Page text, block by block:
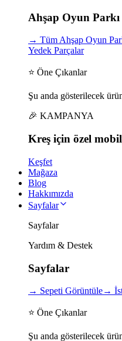
Ahşap Oyun Parkı
→ Tüm Ahşap Oyun
Yedek Parçalar
⭐ Öne Çıkanlar
Şu anda gösterilecek
🎉 KAMPANYA
Kreş için özel
Keşfet
Mağaza
Blog
Hakkımızda
Sayfalar
Sayfalar
Yardım & Destek
Sayfalar
→ Sepeti Görüntüle→
⭐ Öne Çıkanlar
Şu anda gösterilecek